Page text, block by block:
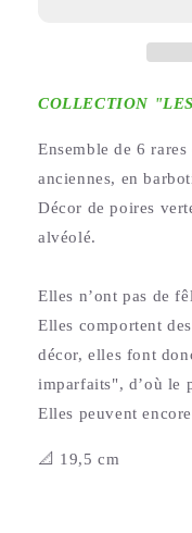
COLLECTION
Ensemble de 6 rares
anciennes, en
Décor de poires
alvéolé.
Elles n’ont pas de
Elles comportent
décor, elles font
imparfaits", d’où le
Elles peuvent
📐 19,5 cm